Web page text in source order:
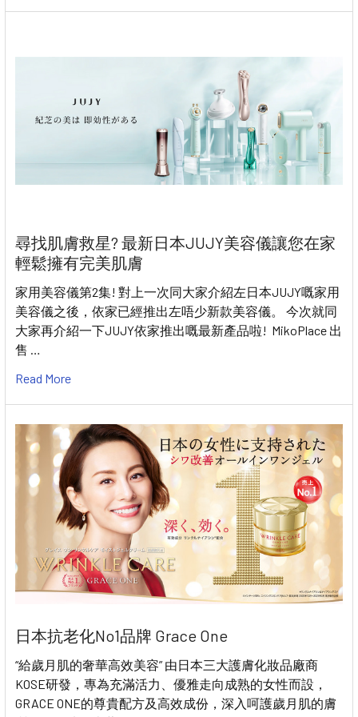
尋找肌膚救星? 最新日本JUJY美容儀讓您在家
輕鬆擁有完美肌膚
家用美容儀第2集! 對上一次同大家介紹左日本JUJY嘅家用
美容儀之後，依家已經推出左唔少新款美容儀。 今次就同
大家再介紹一下JUJY依家推出嘅最新產品啦! MikoPlace 出
售 …
Read More
日本抗老化No1品牌 Grace One
“給歲月肌的奢華高效美容” 由日本三大護膚化妝品廠商
KOSE研發，專為充滿活力、優雅走向成熟的女性而設，
GRACE ONE的尊貴配方及高效成份，深入呵護歲月肌的膚